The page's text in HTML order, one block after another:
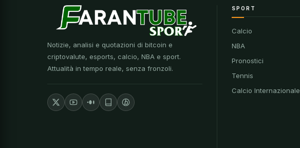
Notizie, analisi e quotazioni di bitcoin e
criptovalute, esports, calcio, NBA e sport.
Attualità in tempo reale, senza fronzoli.
SPORT
Calcio
NBA
Pronostici
Tennis
Calcio Internazionale